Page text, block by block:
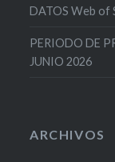
DATOS Web of
PERIODO DE
JUNIO 2026
ARCHIVOS